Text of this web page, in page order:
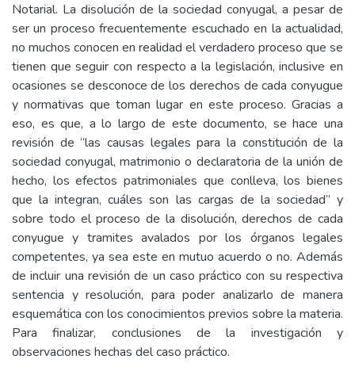
Notarial. La disolución de la sociedad conyugal, a pesar de
ser un proceso frecuentemente escuchado en la actualidad,
no muchos conocen en realidad el verdadero proceso que se
tienen que seguir con respecto a la legislación, inclusive en
ocasiones se desconoce de los derechos de cada conyugue
y normativas que toman lugar en este proceso. Gracias a
eso, es que, a lo largo de este documento, se hace una
revisión de “las causas legales para la constitución de la
sociedad conyugal, matrimonio o declaratoria de la unión de
hecho, los efectos patrimoniales que conlleva, los bienes
que la integran, cuáles son las cargas de la sociedad” y
sobre todo el proceso de la disolución, derechos de cada
conyugue y tramites avalados por los órganos legales
competentes, ya sea este en mutuo acuerdo o no. Además
de incluir una revisión de un caso práctico con su respectiva
sentencia y resolución, para poder analizarlo de manera
esquemática con los conocimientos previos sobre la materia.
Para finalizar, conclusiones de la investigación y
observaciones hechas del caso práctico.